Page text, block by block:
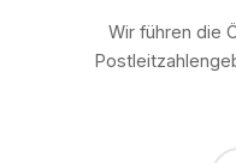
Wir führen die